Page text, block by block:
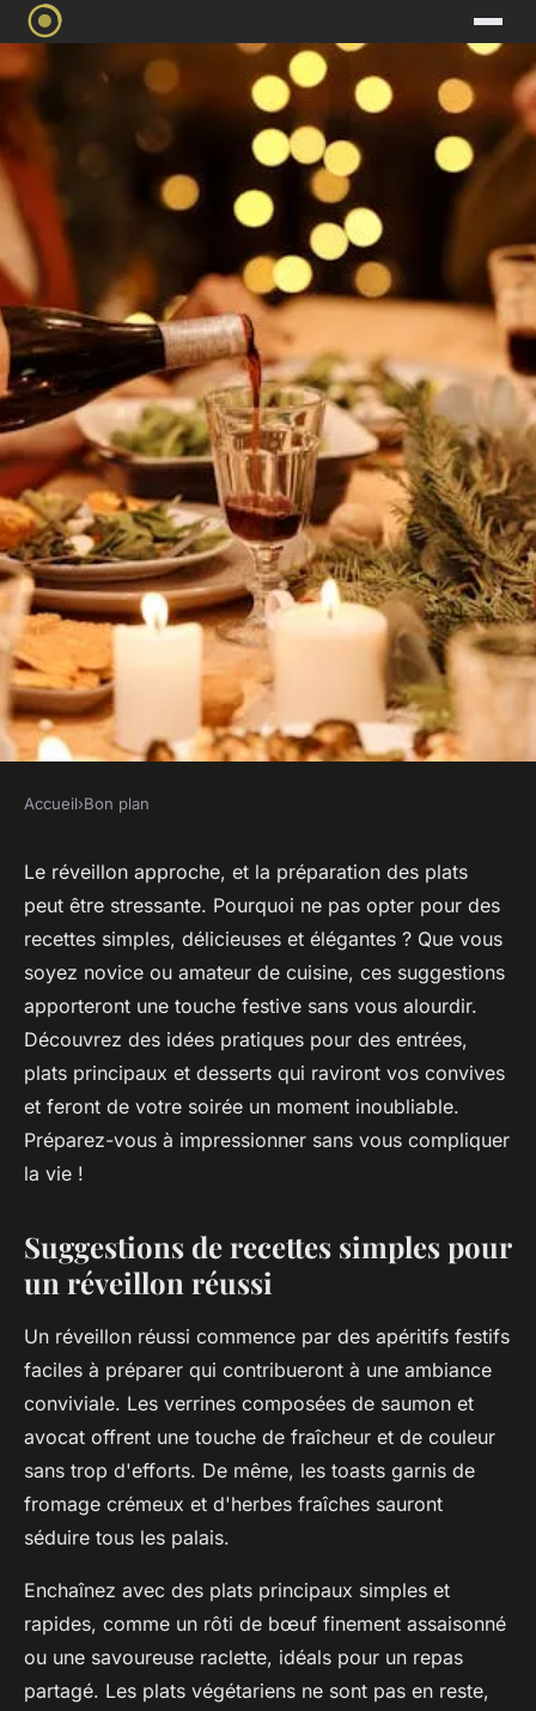
BON PLAN
Suggestions de recettes
simples pour un réveillon
réussi
Alice•23 mars 2025•4 min de lecture
Accueil›Bon plan
Le réveillon approche, et la préparation des plats
peut être stressante. Pourquoi ne pas opter pour des
recettes simples, délicieuses et élégantes ? Que vous
soyez novice ou amateur de cuisine, ces suggestions
apporteront une touche festive sans vous alourdir.
Découvrez des idées pratiques pour des entrées,
plats principaux et desserts qui raviront vos convives
et feront de votre soirée un moment inoubliable.
Préparez-vous à impressionner sans vous compliquer
la vie !
Suggestions de recettes simples pour
un réveillon réussi
Un réveillon réussi commence par des apéritifs festifs
faciles à préparer qui contribueront à une ambiance
conviviale. Les verrines composées de saumon et
avocat offrent une touche de fraîcheur et de couleur
sans trop d'efforts. De même, les toasts garnis de
fromage crémeux et d'herbes fraîches sauront
séduire tous les palais.
Enchaînez avec des plats principaux simples et
rapides, comme un rôti de bœuf finement assaisonné
ou une savoureuse raclette, idéals pour un repas
partagé. Les plats végétariens ne sont pas en reste,